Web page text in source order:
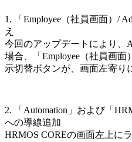
1. 「Employee（社員画面）/
え
今回のアップデートにより、
場合、「Employee（社員画
示切替ボタンが、画面左寄り
2. 「Automation」および「
への導線追加
HRMOS COREの画面左上に